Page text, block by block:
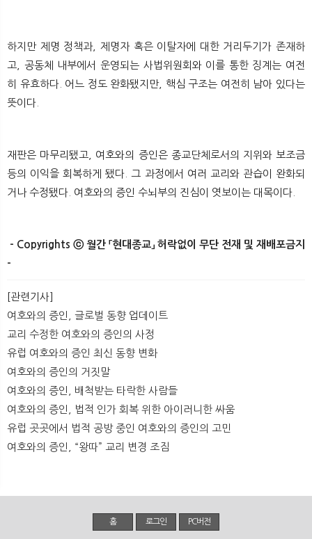
하지만 제명 정책과, 제명자 혹은 이탈자에 대한 거리두기가 존재하
고, 공동체 내부에서 운영되는 사법위원회와 이를 통한 징계는 여전
히 유효하다. 어느 정도 완화됐지만, 핵심 구조는 여전히 남아 있다는
뜻이다.
재판은 마무리됐고, 여호와의 증인은 종교단체로서의 지위와 보조금
등의 이익을 회복하게 됐다. 그 과정에서 여러 교리와 관습이 완화되
거나 수정됐다. 여호와의 증인 수뇌부의 진심이 엿보이는 대목이다.
- Copyrights ⓒ 월간 「현대종교」 허락없이 무단 전재 및 재배포금지
-
[관련기사]
여호와의 증인, 글로벌 동향 업데이트
교리 수정한 여호와의 증인의 사정
유럽 여호와의 증인 최신 동향 변화
여호와의 증인의 거짓말
여호와의 증인, 배척받는 타락한 사람들
여호와의 증인, 법적 인가 회복 위한 아이러니한 싸움
유럽 곳곳에서 법적 공방 중인 여호와의 증인의 고민
여호와의 증인, “왕따” 교리 변경 조짐
홈 로그인 PC버전